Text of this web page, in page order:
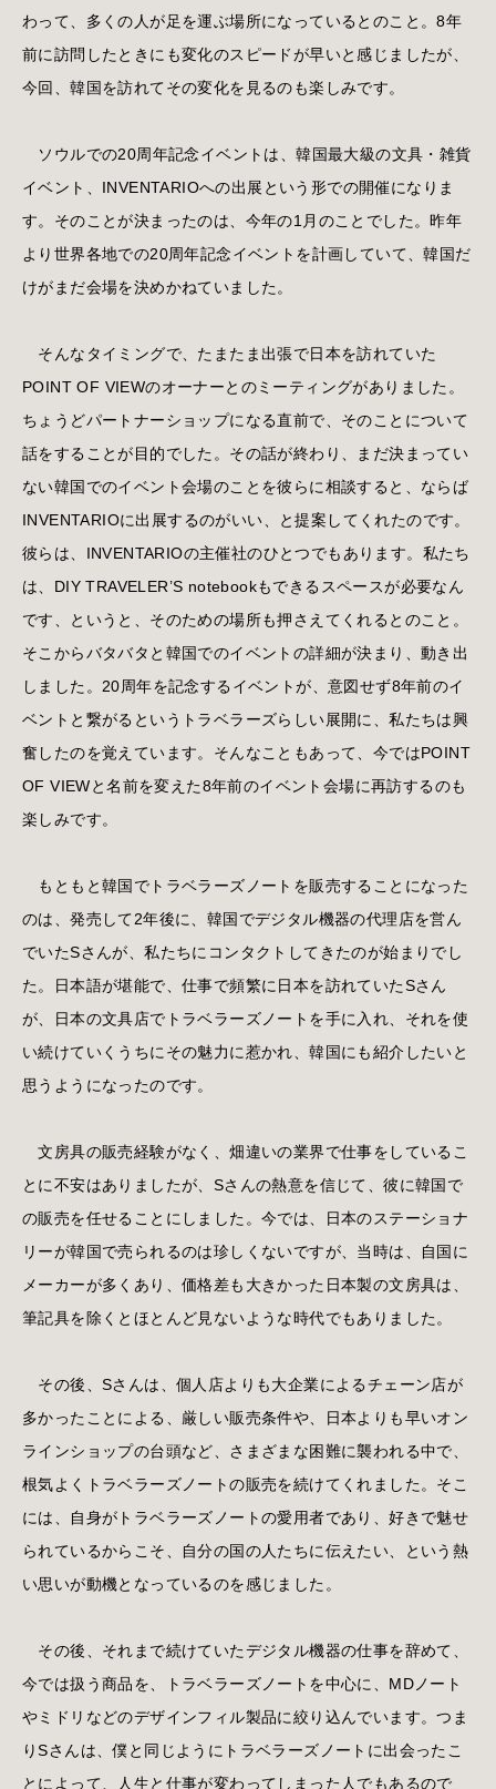
わって、多くの人が足を運ぶ場所になっているとのこと。8年
前に訪問したときにも変化のスピードが早いと感じましたが、
今回、韓国を訪れてその変化を見るのも楽しみです。
ソウルでの20周年記念イベントは、韓国最大級の文具・雑貨
イベント、INVENTARIOへの出展という形での開催になりま
す。そのことが決まったのは、今年の1月のことでした。昨年
より世界各地での20周年記念イベントを計画していて、韓国だ
けがまだ会場を決めかねていました。
そんなタイミングで、たまたま出張で日本を訪れていた
POINT OF VIEWのオーナーとのミーティングがありました。
ちょうどパートナーショップになる直前で、そのことについて
話をすることが目的でした。その話が終わり、まだ決まってい
ない韓国でのイベント会場のことを彼らに相談すると、ならば
INVENTARIOに出展するのがいい、と提案してくれたのです。
彼らは、INVENTARIOの主催社のひとつでもあります。私たち
は、DIY TRAVELER’S notebookもできるスペースが必要なん
です、というと、そのための場所も押さえてくれるとのこと。
そこからバタバタと韓国でのイベントの詳細が決まり、動き出
しました。20周年を記念するイベントが、意図せず8年前のイ
ベントと繋がるというトラベラーズらしい展開に、私たちは興
奮したのを覚えています。そんなこともあって、今ではPOINT
OF VIEWと名前を変えた8年前のイベント会場に再訪するのも
楽しみです。
もともと韓国でトラベラーズノートを販売することになった
のは、発売して2年後に、韓国でデジタル機器の代理店を営ん
でいたSさんが、私たちにコンタクトしてきたのが始まりでし
た。日本語が堪能で、仕事で頻繁に日本を訪れていたSさん
が、日本の文具店でトラベラーズノートを手に入れ、それを使
い続けていくうちにその魅力に惹かれ、韓国にも紹介したいと
思うようになったのです。
文房具の販売経験がなく、畑違いの業界で仕事をしているこ
とに不安はありましたが、Sさんの熱意を信じて、彼に韓国で
の販売を任せることにしました。今では、日本のステーショナ
リーが韓国で売られるのは珍しくないですが、当時は、自国に
メーカーが多くあり、価格差も大きかった日本製の文房具は、
筆記具を除くとほとんど見ないような時代でもありました。
その後、Sさんは、個人店よりも大企業によるチェーン店が
多かったことによる、厳しい販売条件や、日本よりも早いオン
ラインショップの台頭など、さまざまな困難に襲われる中で、
根気よくトラベラーズノートの販売を続けてくれました。そこ
には、自身がトラベラーズノートの愛用者であり、好きで魅せ
られているからこそ、自分の国の人たちに伝えたい、という熱
い思いが動機となっているのを感じました。
その後、それまで続けていたデジタル機器の仕事を辞めて、
今では扱う商品を、トラベラーズノートを中心に、MDノート
やミドリなどのデザインフィル製品に絞り込んでいます。つま
りSさんは、僕と同じようにトラベラーズノートに出会ったこ
とによって、人生と仕事が変わってしまった人でもあるので